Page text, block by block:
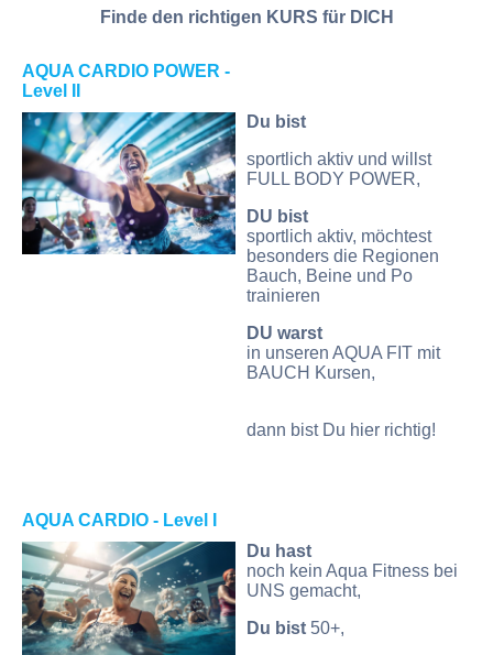
Finde den richtigen KURS für DICH
AQUA CARDIO POWER -
Level II
Du bist
sportlich aktiv und willst
FULL BODY POWER,
DU bist
sportlich aktiv, möchtest
besonders die Regionen
Bauch, Beine und Po
trainieren
DU warst
in unseren AQUA FIT mit
BAUCH Kursen,
dann bist Du hier richtig!
AQUA CAR DIO - Level I
Du hast
noch kein Aqua Fitness bei
UNS gemacht,
Du bist 50+,